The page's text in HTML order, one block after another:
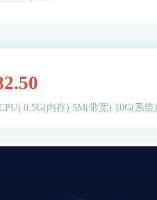
0.5G(内存) 5M(带宽) 10G(系统